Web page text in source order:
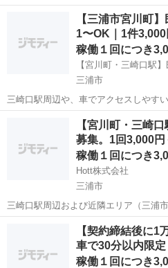
奨励金を含むと【合計月収47万円】 ◎
市のト...
その他
【三浦市宮川町
1〜OK｜1件
稼働１回につき
三浦市
三崎口駅周辺や、車でアクセスしやす
に、民泊施設の「駆けつけ対応」をお
る必要はありません。複数名のチーム
に対応できる日だけ参加するスタイル
その他 スタッ
【宮川町・三崎
募集。1回3,000
稼働１回につき
Hott株式会社
三浦市
三崎口駅周辺および近隣エリア（三浦
る、宿泊施設の運営サポート（駆けつ
ンバーを募集します。 固定された待機
チームで柔軟なシフト（対応可能時間）
その他 宿泊施
【契約締結後に1
車で30分以内限
稼働１回につき